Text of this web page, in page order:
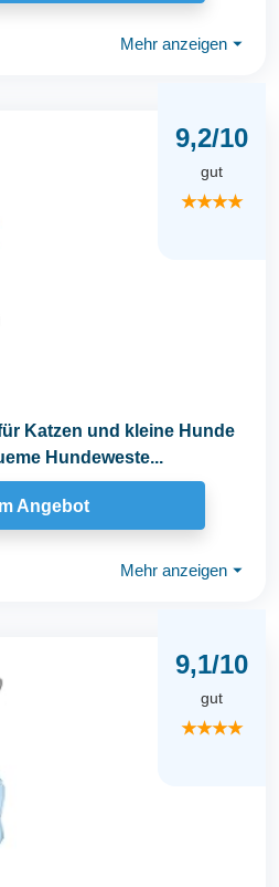
Mehr anzeigen ⏷
9,2/10
gut
★★★★
Katzen und kleine Hunde
Hundeweste...
Angebot
Mehr anzeigen ⏷
9,1/10
gut
★★★★